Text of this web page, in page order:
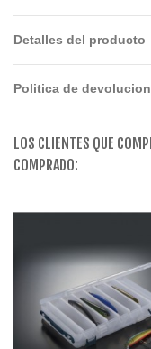
Detalles del producto
Politica de
LOS CLIENTES QUE
COMPRADO: